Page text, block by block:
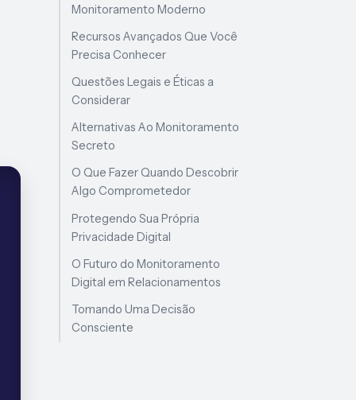
Monitoramento Moderno
Recursos Avançados Que Você
Precisa Conhecer
Questões Legais e Éticas a
Considerar
Alternativas Ao Monitoramento
Secreto
O Que Fazer Quando Descobrir
Algo Comprometedor
Protegendo Sua Própria
Privacidade Digital
O Futuro do Monitoramento
Digital em Relacionamentos
Tomando Uma Decisão
Consciente